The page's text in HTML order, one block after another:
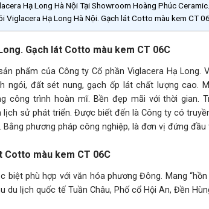
Hạ Long Hà Nội Tại Showroom Hoàng Phúc
Viglacera Hạ Long Hà Nội. Gạch lát Cotto màu kem CT
Gạch lát Cotto màu kem CT 06C
phẩm của Công ty Cổ phần Viglacera Hạ
ngói, đất sét nung, gạch ốp lát chất lượng cao.
công trình hoàn mĩ. Bền đẹp mãi với thời gian.
lịch sử phát triển. Được biết đến là Công ty có
phương pháp công nghiệp, là đơn vị đứng
Cotto màu kem CT 06C
biệt phù hợp với văn hóa phương Đông. Mang
du lịch quốc tế Tuần Châu, Phố cổ Hội An, Đền